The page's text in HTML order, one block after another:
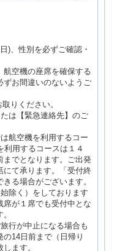
)、性別を必ずご確認・
空機の座席を確保する
ずお間違いのないようご
りください。
は【緊急連絡先】のご
航空機を利用するコー
利用するコースは１４
までとなります。ご出発
にて承ります。「受付終
る場合がございます。
除く）をしております
が１席でも受付中とな
行が中止になる場合も
14日前まで（日帰り
ます。